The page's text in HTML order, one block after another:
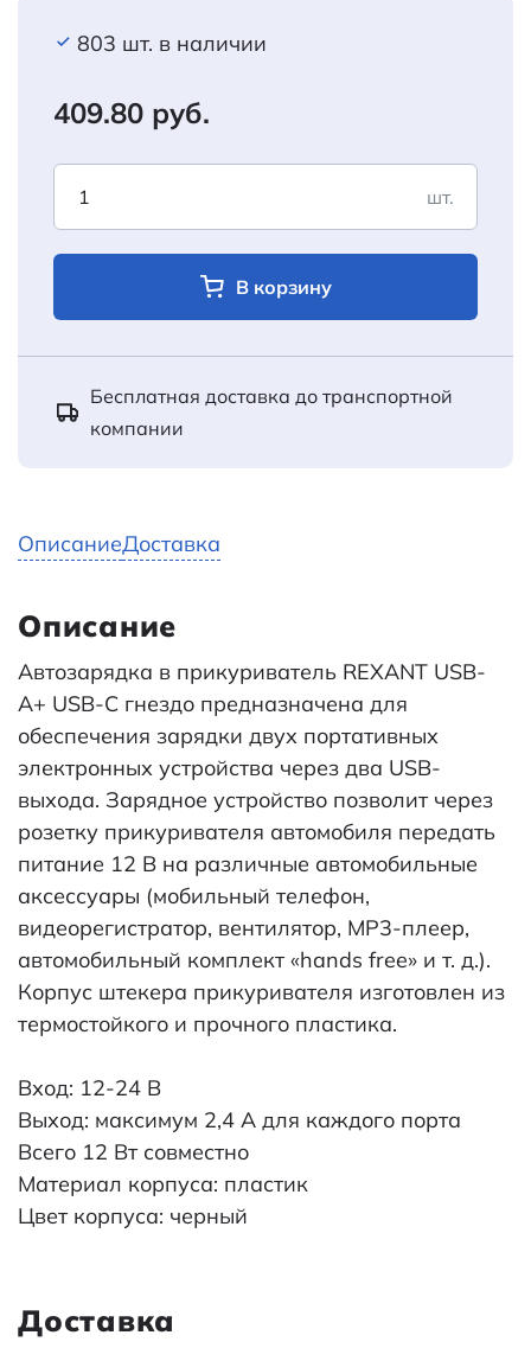
803 шт. в наличии
409.80 руб.
шт.
В корзину
Бесплатная доставка до транспортной
компании
ОписаниеДоставка
Описание
Автозарядка в прикуриватель REXANT USB-
A+ USB-C гнездо предназначена для
обеспечения зарядки двух портативных
электронных устройства через два USB-
выхода. Зарядное устройство позволит через
розетку прикуривателя автомобиля передать
питание 12 B на различные автомобильные
аксессуары (мобильный телефон,
видеорегистратор, вентилятор, MP3-плеер,
автомобильный комплект «hands free» и т. д.).
Корпус штекера прикуривателя изготовлен из
термостойкого и прочного пластика.
Вход: 12-24 В
Выход: максимум 2,4 А для каждого порта
Всего 12 Вт совместно
Материал корпуса: пластик
Цвет корпуса: черный
Доставка